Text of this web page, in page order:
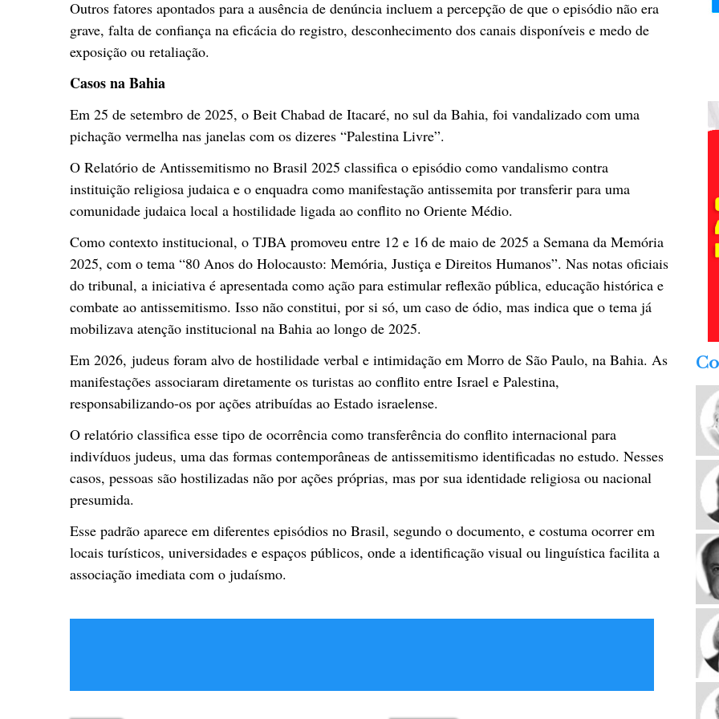
Outros fatores apontados para a ausência de denúncia incluem a percepção de que o episódio não era
grave, falta de confiança na eficácia do registro, desconhecimento dos canais disponíveis e medo de
exposição ou retaliação.
Casos na Bahia
Em 25 de setembro de 2025, o Beit Chabad de Itacaré, no sul da Bahia, foi vandalizado com uma
pichação vermelha nas janelas com os dizeres “Palestina Livre”.
O Relatório de Antissemitismo no Brasil 2025 classifica o episódio como vandalismo contra
instituição religiosa judaica e o enquadra como manifestação antissemita por transferir para uma
comunidade judaica local a hostilidade ligada ao conflito no Oriente Médio.
Como contexto institucional, o TJBA promoveu entre 12 e 16 de maio de 2025 a Semana da Memória
2025, com o tema “80 Anos do Holocausto: Memória, Justiça e Direitos Humanos”. Nas notas oficiais
do tribunal, a iniciativa é apresentada como ação para estimular reflexão pública, educação histórica e
combate ao antissemitismo. Isso não constitui, por si só, um caso de ódio, mas indica que o tema já
mobilizava atenção institucional na Bahia ao longo de 2025.
Em 2026, judeus foram alvo de hostilidade verbal e intimidação em Morro de São Paulo, na Bahia. As
manifestações associaram diretamente os turistas ao conflito entre Israel e Palestina,
responsabilizando-os por ações atribuídas ao Estado israelense.
O relatório classifica esse tipo de ocorrência como transferência do conflito internacional para
indivíduos judeus, uma das formas contemporâneas de antissemitismo identificadas no estudo. Nesses
casos, pessoas são hostilizadas não por ações próprias, mas por sua identidade religiosa ou nacional
presumida.
Esse padrão aparece em diferentes episódios no Brasil, segundo o documento, e costuma ocorrer em
locais turísticos, universidades e espaços públicos, onde a identificação visual ou linguística facilita a
associação imediata com o judaísmo.